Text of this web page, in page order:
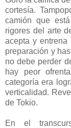
cortesía.
camión que
rigores del arte
acepta y entrena
preparación y
no debe perder
hay peor
categoría era
verticalidad.
de Tokio.
En el